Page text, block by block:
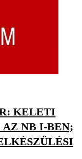
KELETI
AZ NB I-BEN;